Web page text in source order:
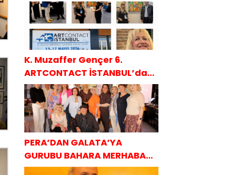
K. Muzaffer Gençer 6.
ARTCONTACT İSTANBUL’da
SAKÜDER ile
PERA’DAN GALATA’YA
GURUBU BAHARA MERHABA
KAHVALTISI